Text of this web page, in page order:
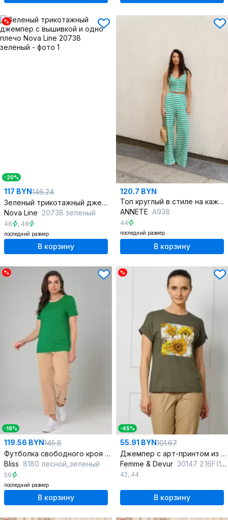
%
-20%
117 BYN146.24
Зеленый трикотажный джемпер с вышивкой и одно плечо
Nova Line 20738 зеленый
46 , 48
последний размер
В корзину
120.7 BYN
Топ круглый в стиле на каждый день из хлопка
ANNETE A938
44
последний размер
В корзину
%
-18%
119.56 BYN145.8
Футболка свободного кроя из трикотажа с декоративными элементами
Bliss 8180 лесной_зеленый
56
последний размер
В корзину
%
-45%
55.91 BYN101.67
Джемпер с арт-принтом из вискозы и трикотажа, прямой крой
Femme & Devur 30147 2.16F(170)
42, 44
В корзину